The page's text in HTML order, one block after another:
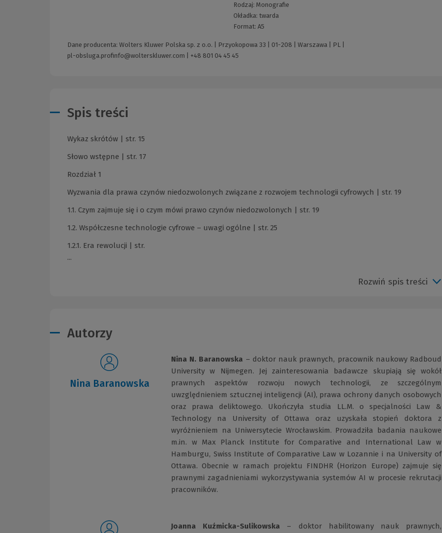
Rodzaj: Monografie
Okładka: twarda
Format: A5
Dane producenta: Wolters Kluwer Polska sp. z o.o. | Przyokopowa 33 | 01-208 | Warszawa | PL |
pl-obsluga.profinfo@wolterskluwer.com
+48 801 04 45 45
Spis treści
Wykaz skrótów | str. 15
Słowo wstępne | str. 17
Rozdział 1
Wyzwania dla prawa czynów niedozwolonych związane z rozwojem technologii cyfrowych | str. 19
1.1. Czym zajmuje się i o czym mówi prawo czynów niedozwolonych | str. 19
1.2. Współczesne technologie cyfrowe – uwagi ogólne | str. 25
1.2.1. Era rewolucji | str.
...
Rozwiń spis treści
Autorzy
Nina Baranowska
Nina N. Baranowska – doktor nauk prawnych, pracownik naukowy Radboud
University w Nijmegen. Jej zainteresowania badawcze skupiają się wokół
prawnych aspektów rozwoju nowych technologii, ze szczególnym
uwzględnieniem sztucznej inteligencji (AI), prawa ochrony danych osobowych
oraz prawa deliktowego. Ukończyła studia LL.M. o specjalności Law &
Technology na University of Ottawa oraz uzyskała stopień doktora z
wyróżnieniem na Uniwersytecie Wrocławskim. Prowadziła badania naukowe
m.in. w Max Planck Institute for Comparative and International Law w
Hamburgu, Swiss Institute of Comparative Law w Lozannie i na University of
Ottawa. Obecnie w ramach projektu FINDHR (Horizon Europe) zajmuje się
prawnymi zagadnieniami wykorzystywania systemów AI w procesie rekrutacji
pracowników.
Joanna Kuźmicka-Sulikowska – doktor habilitowany nauk prawnych,